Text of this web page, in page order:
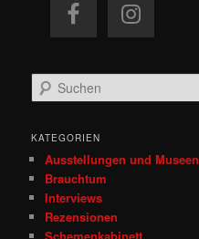
u
h
KATEGORIEN
Ausstellungen und Museen
Brauchtum
Interviews
Rezensionen